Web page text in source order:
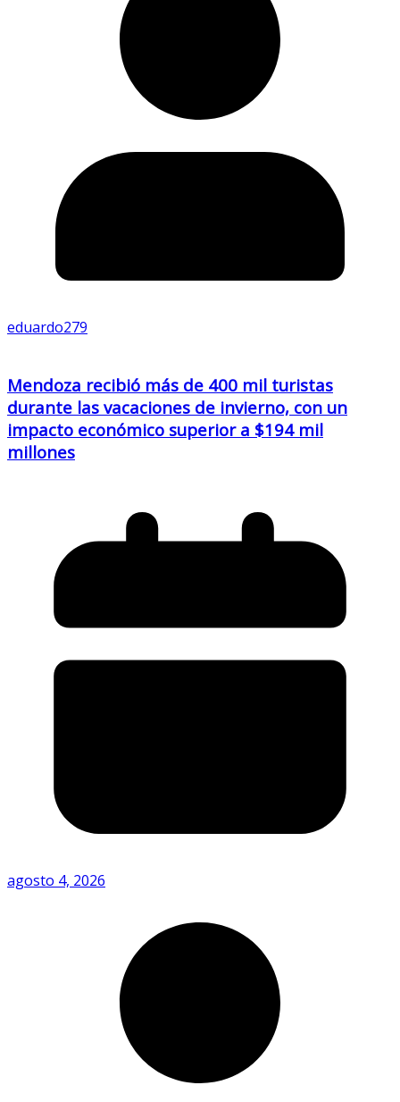
eduardo279
Mendoza recibió más de 400 mil turistas
durante las vacaciones de invierno, con un
impacto económico superior a $194 mil
millones
agosto 4, 2026